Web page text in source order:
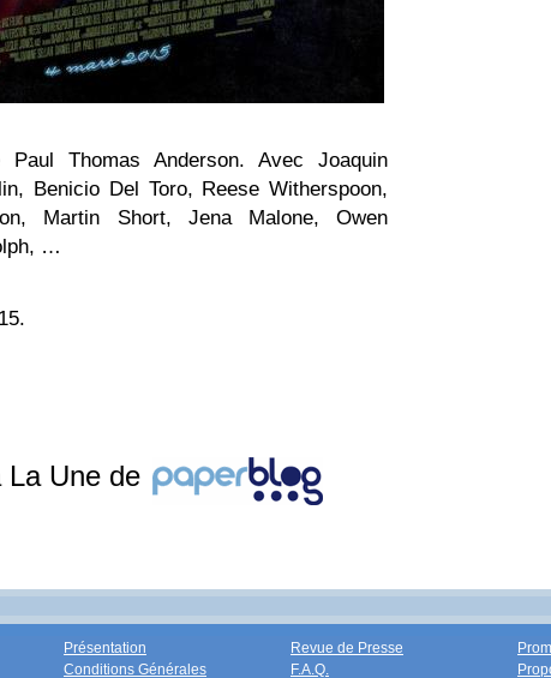
Thomas Anderson. Avec Joaquin
Benicio Del Toro, Reese Witherspoon,
Martin Short, Jena Malone, Owen
…
La Une de
Présentation
Conditions Générales
Revue de Presse
F.A.Q.